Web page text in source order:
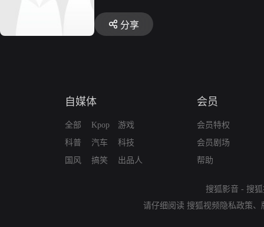
分享
自媒体
全部
科普
国风
Kpop
汽车
搞笑
游戏
科技
出品人
会员
会员特权
会员剧场
帮助
搜狐影音 - 搜
请仔细阅读 搜狐视频隐私政策、